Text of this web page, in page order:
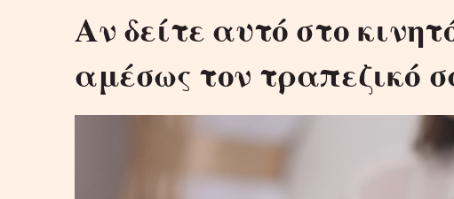
Αν δείτε αυτό στο
αμέσως τον τραπεζικό